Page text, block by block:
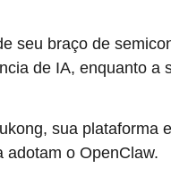
seu braço de
de IA, enquanto a
sua plataforma
adotam o OpenClaw.